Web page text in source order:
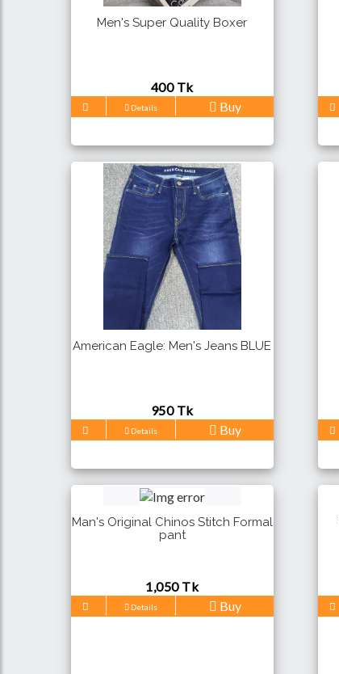
Men's Super Quality Boxer
400 Tk
Details Buy
American Eagle: Men's Jeans BLUE
950 Tk
Details Buy
Man's Original Chinos Stitch Formal
pant
1,050 Tk
Details Buy